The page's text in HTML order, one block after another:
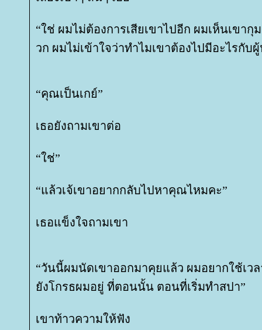
“ใช่ ผมไม่ต้องการเสียเขาไปอีก ผมเห็นเขา
วก ผมไม่เข้าใจว่าทำไมเขาต้องไปมีอะไรกับ
“คุณเป็นเกย์”
เธอยังถามเขาต่อ
“ใช่”
“แล้วเจ้เขาอยากกลับไปหาคุณไหมคะ”
เธอแข็งใจถามเขา
“วันนี้ผมนัดเขาออกมาคุยแล้ว ผมอยากใช้เวล
ังโกรธผมอยู่ ที่ตอนนั้น ตอนที่เริ่มทำสปา”
เขาท้าวความให้ฟัง